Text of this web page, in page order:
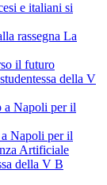
e italiani si
rassegna La
il futuro
della V
a Napoli per il
Napoli per il
Artificiale
della V B